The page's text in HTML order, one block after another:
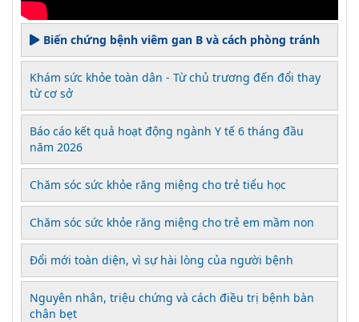
Biến chứng bệnh viêm gan B và cách phòng tránh
Khám sức khỏe toàn dân - Từ chủ trương đến đổi thay
từ cơ sở
Báo cáo kết quả hoạt động ngành Y tế 6 tháng đầu
năm 2026
Chăm sóc sức khỏe răng miệng cho trẻ tiểu học
Chăm sóc sức khỏe răng miệng cho trẻ em mầm non
Đổi mới toàn diện, vì sự hài lòng của người bệnh
Nguyên nhân, triệu chứng và cách điều trị bệnh bàn
chân bẹt